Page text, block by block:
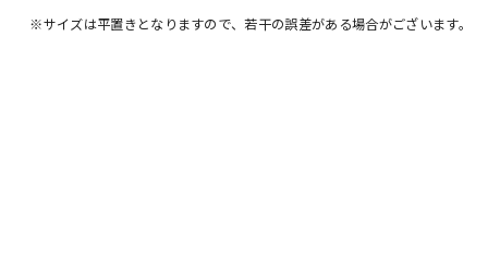
※サイズは平置きとなりますので、若干の誤差がある場合がございます。